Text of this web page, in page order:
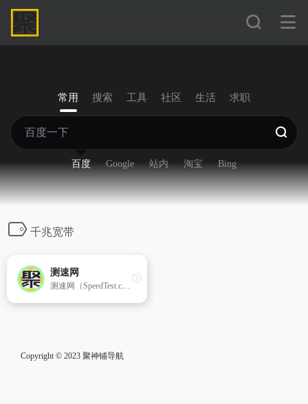
常用 搜索 工具 社区 生活 求职
百度 Google 站内 淘宝 Bing
千兆宽带
测速网
测速网（SpeedTest.cn）提供网速测试，网络质量测试，宽带测速，Wi-Fi测速，5G测速，IPv6测速，带宽检测，路由器测速，网关测速，宽带提速，宽带升级，网络加速，内网测速，专网测速，视频测试，游戏测速，直播测速，网络诊断，蹭网检测，物联网监测，网站监测，API监测，Ping测试，路由测试等专业服务，拥有国内外大量高性能测试点，覆盖电信，移动，联通，网通，广电，长城宽带，鹏博士等运营商。
Copyright © 2023 聚神铺导航